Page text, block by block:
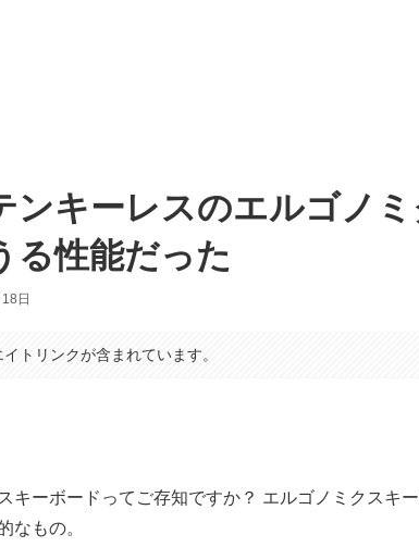
ンキーレスのエルゴノ
る性能だった
日
トリンクが含まれています。
キーボードってご存知ですか？ エルゴノミクスキ
なもの。